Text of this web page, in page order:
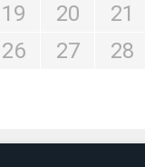
19 20 21
26 27 28